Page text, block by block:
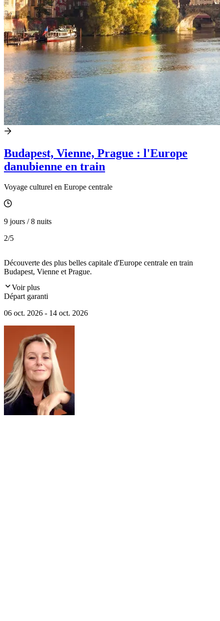
Budapest, Vienne, Prague : l'Europe
danubienne en train
Voyage culturel en Europe centrale
9 jours / 8 nuits
2/5
Découverte des plus belles capitale d'Europe centrale en train
Budapest, Vienne et Prague.
Voir plus
Départ garanti
06 oct. 2026 - 14 oct. 2026